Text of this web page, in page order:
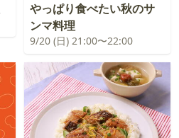
やっぱり食べたい秋のサ
ンマ料理
9/20 (日) 21:00〜22:00